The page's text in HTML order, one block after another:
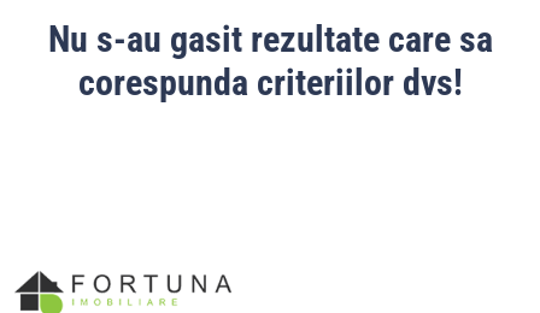
Nu s-au gasit rezultate care sa
corespunda criteriilor dvs!